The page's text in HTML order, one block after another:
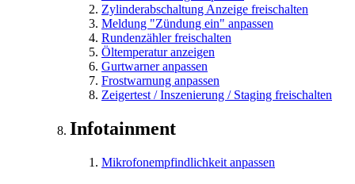
Zylinderabschaltung Anzeige freischalten
Meldung "Zündung ein" anpassen
Rundenzähler freischalten
Öltemperatur anzeigen
Gurtwarner anpassen
Frostwarnung anpassen
Zeigertest / Inszenierung / Staging freischalten
Infotainment
Mikrofonempfindlichkeit anpassen